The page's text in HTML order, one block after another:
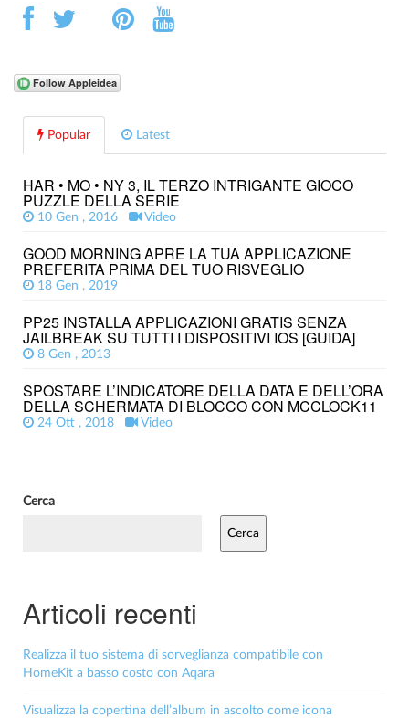
Popular Latest
HAR • MO • NY 3, IL TERZO INTRIGANTE GIOCO
PUZZLE DELLA SERIE
10 Gen , 2016 Video
GOOD MORNING APRE LA TUA APPLICAZIONE
PREFERITA PRIMA DEL TUO RISVEGLIO
18 Gen , 2019
PP25 INSTALLA APPLICAZIONI GRATIS SENZA
JAILBREAK SU TUTTI I DISPOSITIVI IOS [GUIDA]
8 Gen , 2013
SPOSTARE L’INDICATORE DELLA DATA E DELL’ORA
DELLA SCHERMATA DI BLOCCO CON MCCLOCK11
24 Ott , 2018 Video
Cerca
Cerca
Articoli recenti
Realizza il tuo sistema di sorveglianza compatibile con
HomeKit a basso costo con Aqara
Visualizza la copertina dell’album in ascolto come icona